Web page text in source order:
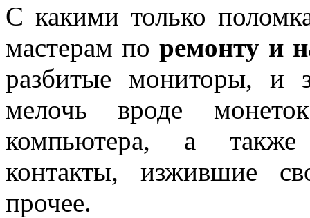
С какими только
мастерам по ремонту и
разбитые мониторы, и
мелочь вроде
компьютера, а также
контакты, изжившие
прочее.